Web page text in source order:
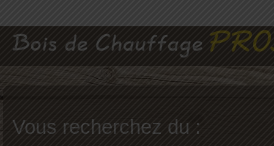
Vous recherchez du :